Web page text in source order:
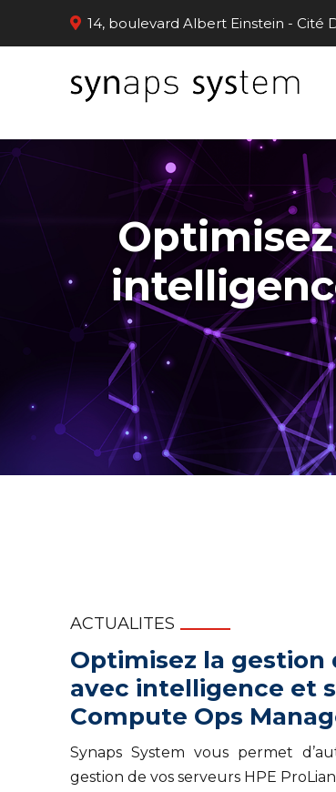
14, boulevard Albert Einstein - Cité
ACTUALITES
Optimisez la gestion
avec intelligence et
Compute Ops
Synaps System vous permet
gestion de vos serveurs HPE
Panneau de gestion des cookies